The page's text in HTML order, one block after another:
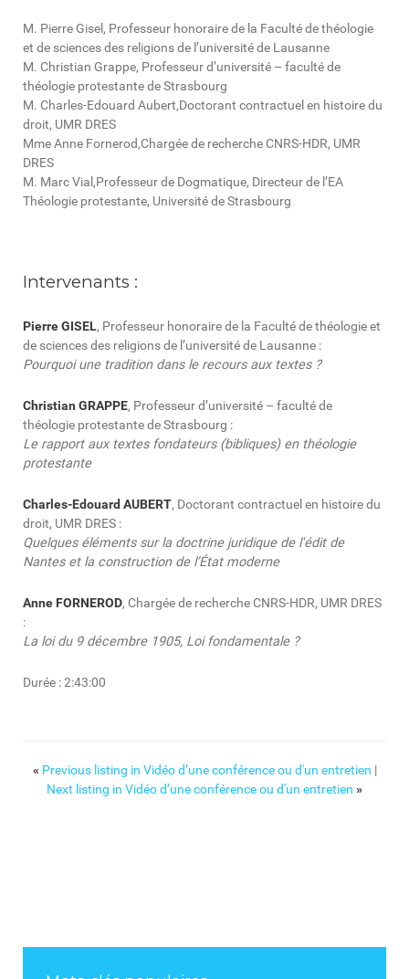
M. Pierre Gisel, Professeur honoraire de la Faculté de théologie
et de sciences des religions de l’université de Lausanne
M. Christian Grappe, Professeur d’université – faculté de
théologie protestante de Strasbourg
M. Charles-Edouard Aubert,Doctorant contractuel en histoire du
droit, UMR DRES
MmeAnne Fornerod,Chargée de recherche CNRS-HDR, UMR
DRES
M. Marc Vial,Professeur de Dogmatique, Directeur de l’EA
Théologie protestante, Université de Strasbourg
Intervenants :
Pierre GISEL, Professeur honoraire de la Faculté de théologie et
de sciences des religions de l’université de Lausanne :
Pourquoi une tradition dans le recours aux textes ?
Christian GRAPPE, Professeur d’université – faculté de
théologie protestante de Strasbourg :
Le rapport aux textes fondateurs (bibliques) en théologie
protestante
Charles-Edouard AUBERT, Doctorant contractuel en histoire du
droit, UMR DRES :
Quelques éléments sur la doctrine juridique de l'édit de
Nantes et la construction de l’État moderne
Anne FORNEROD, Chargée de recherche CNRS-HDR, UMR DRES
:
La loi du 9 décembre 1905, Loi fondamentale ?
Durée : 2:43:00
« Previous listing in Vidéo d’une conférence ou d'un entretien |
Next listing in Vidéo d’une conférence ou d'un entretien »